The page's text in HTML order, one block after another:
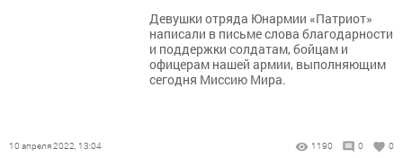
Девушки отряда Юнармии «Патриот»
написали в письме слова благодарности
и поддержки солдатам, бойцам и
офицерам нашей армии, выполняющим
сегодня Миссию Мира.
10 апреля 2022, 13:04 1190 0 0